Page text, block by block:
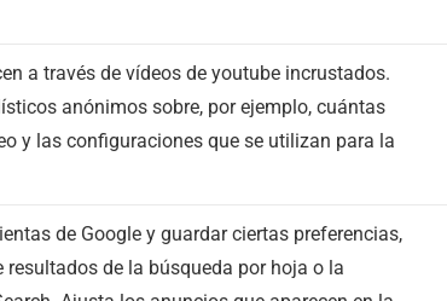
a través de vídeos de youtube incrustados.
anónimos sobre, por ejemplo, cuántas
y las configuraciones que se utilizan para la
de Google y guardar ciertas preferencias,
resultados de la búsqueda por hoja o la